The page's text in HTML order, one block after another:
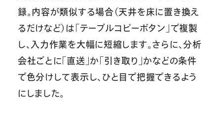
録。内容が類似する場合（天井を床に置き換え
るだけなど）は「テーブルコピーボタン」で複製
し、入力作業を大幅に短縮します。さらに、分析
会社ごとに「直送」か「引き取り」かなどの条件
で色分けして表示し、ひと目で把握できるよう
にしました。